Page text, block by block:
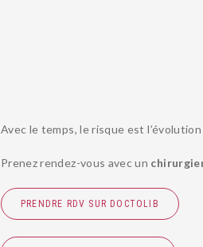
Avec le temps, le risque est
Prenez rendez-vous avec un
PRENDRE RDV SUR DOCTOLIB